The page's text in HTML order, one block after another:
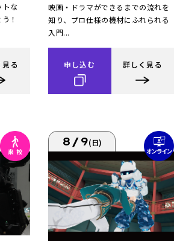
トな
！
る
映画・ドラマができるまでの流れを
知り、プロ仕様の機材にふれられる
入門...
申し込む 詳しく見る
8/9(日)